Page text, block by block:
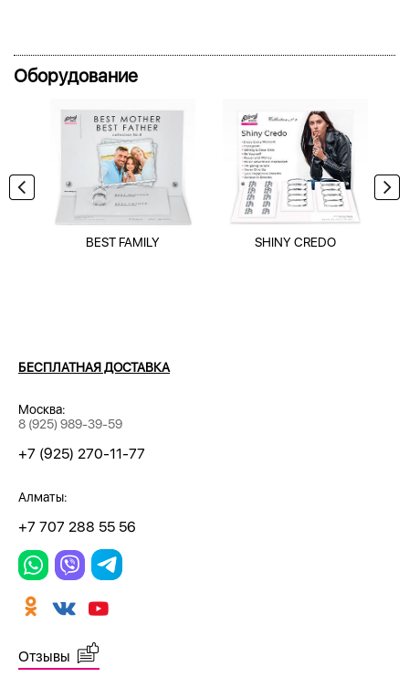
Оборудование
BEST FAMILY SHINY CREDO
БЕСПЛАТНАЯ ДОСТАВКА
Москва:
8 (925) 989-39-59
+7 (925) 270-11-77
Алматы:
+7 707 288 55 56
Отзывы